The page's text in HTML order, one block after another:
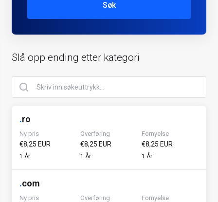
Søk
Slå opp ending etter kategori
.ro
Ny pris
€8,25 EUR
1 År
Overføring
€8,25 EUR
1 År
Fornyelse
€8,25 EUR
1 År
.com
Ny pris Overføring Fornyelse